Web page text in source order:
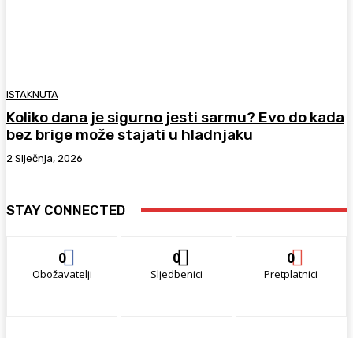
ISTAKNUTA
Koliko dana je sigurno jesti sarmu? Evo do kada
bez brige može stajati u hladnjaku
2 Siječnja, 2026
STAY CONNECTED
0
Obožavatelji
0
Sljedbenici
0
Pretplatnici